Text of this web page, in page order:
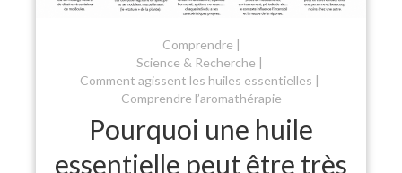
Comprendre
Science & Recherche
Comment agissent les huiles essentielles
Comprendre l’aromathérapie
Pourquoi une huile
essentielle peut être très